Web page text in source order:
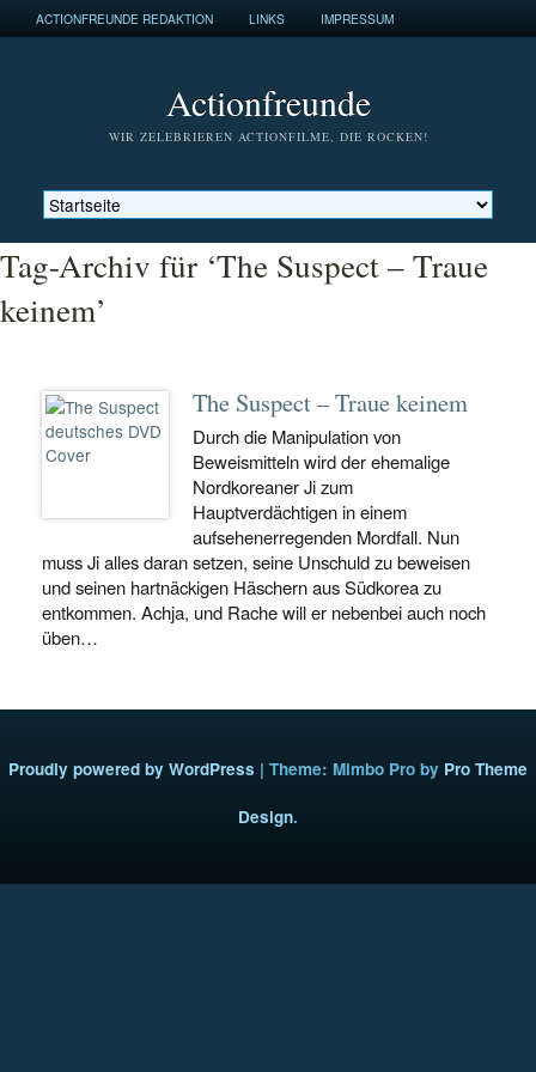
ACTIONFREUNDE REDAKTION LINKS IMPRESSUM
Actionfreunde
WIR ZELEBRIEREN ACTIONFILME, DIE ROCKEN!
Tag-Archiv für ‘The Suspect – Traue
keinem’
The Suspect – Traue keinem
Durch die Manipulation von
Beweismitteln wird der ehemalige
Nordkoreaner Ji zum
Hauptverdächtigen in einem
aufsehenerregenden Mordfall. Nun
muss Ji alles daran setzen, seine Unschuld zu beweisen
und seinen hartnäckigen Häschern aus Südkorea zu
entkommen. Achja, und Rache will er nebenbei auch noch
üben…
Proudly powered by WordPress | Theme: Mimbo Pro by Pro Theme
Design.